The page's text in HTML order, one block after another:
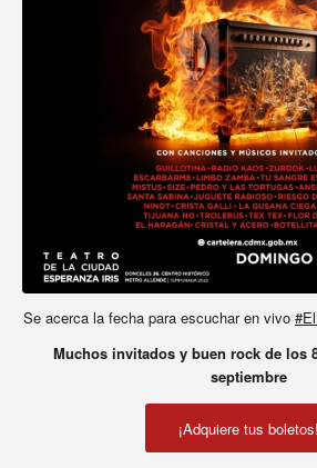
Se acerca la fecha para escuchar en vivo
Muchos invitados y buen rock de los
septiembre
¡Adquiere tus boletos!